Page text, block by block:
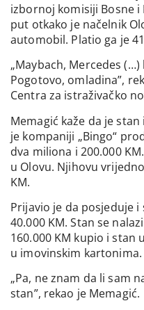
izbornoj komisiji Bosne i
put otkako je načelnik
automobil. Platio ga je
„Maybach, Mercedes
Pogotovo, omladina”,
Centra za istraživačko
Memagić kaže da je
je kompaniji „Bingo“
dva miliona i 200.000
u Olovu. Njihovu
KM.
Prijavio je da posjeduje
40.000 KM. Stan se
160.000 KM kupio i stan
u imovinskim kartonima.
„Pa, ne znam da li sam
stan”, rekao je Memagić.